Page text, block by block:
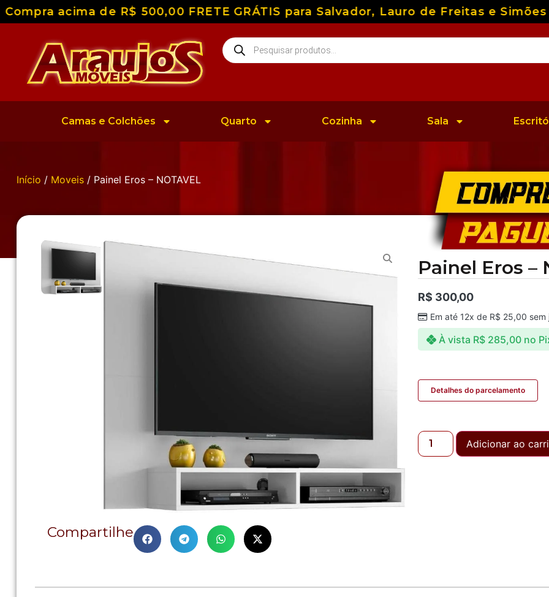
acima de R$ 500,00 FRETE GRÁTIS para Salvador, Lauro de Freitas e
Camas e Colchões Quarto Cozinha Sala
Início / Moveis / Painel Eros – NOTAVEL
Compartilhe
Painel Eros –
R$ 300,00
Em até 12x de R$ 25,00 sem
À vista R$285,00 no
Detalhes do parcelamento
Adicionar ao